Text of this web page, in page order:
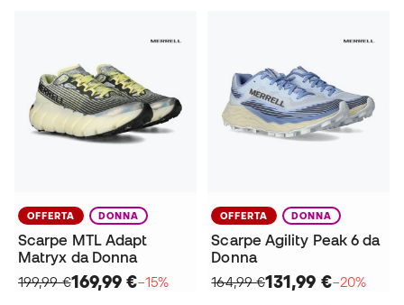
OFFERTA DONNA
Scarpe MTL Adapt
Matryx da Donna
199,99 €169,99 €−15%
OFFERTA DONNA
Scarpe Agility Peak 6 da
Donna
164,99 €131,99 €−20%